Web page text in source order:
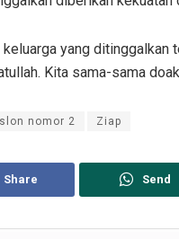
keluarga yang ditinggalkan
Kita sama-sama
nomor 2 Ziap
Share Send